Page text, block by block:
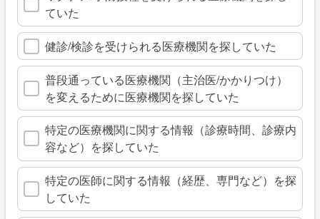
ていた
健診/検診を受けられる医療機関を探していた
普段通っている医療機関（主治医/かかりつけ）
を変えるために医療機関を探していた
特定の医療機関に関する情報（診療時間、診療内
容など）を探していた
特定の医師に関する情報（経歴、専門など）を探
していた